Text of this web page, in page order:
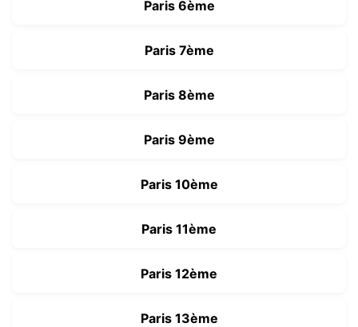
Paris 6ème
Paris 7ème
Paris 8ème
Paris 9ème
Paris 10ème
Paris 11ème
Paris 12ème
Paris 13ème